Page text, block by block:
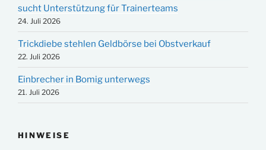
sucht Unterstützung für Trainerteams
24. Juli 2026
Trickdiebe stehlen Geldbörse bei Obstverkauf
22. Juli 2026
Einbrecher in Bomig unterwegs
21. Juli 2026
HINWEISE